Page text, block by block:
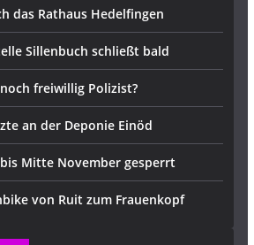
das Rathaus Hedelfingen
Sillenbuch schließt bald
freiwillig Polizist?
an der Deponie Einöd
Mitte November gesperrt
von Ruit zum Frauenkopf